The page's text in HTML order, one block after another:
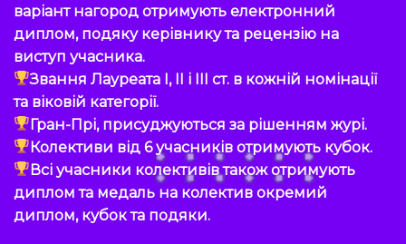
варіант нагород отримують електронний
диплом, подяку керівнику та рецензію на
виступ учасника.
Звання Лауреата I, II і III ст. в кожній номінації
та віковій категорії.
Гран-Прі, присуджуються за рішенням журі.
Колективи від 6 учасників отримують кубок.
Всі учасники колективів також отримують
диплом та медаль на колектив окремий
диплом, кубок та подяки.